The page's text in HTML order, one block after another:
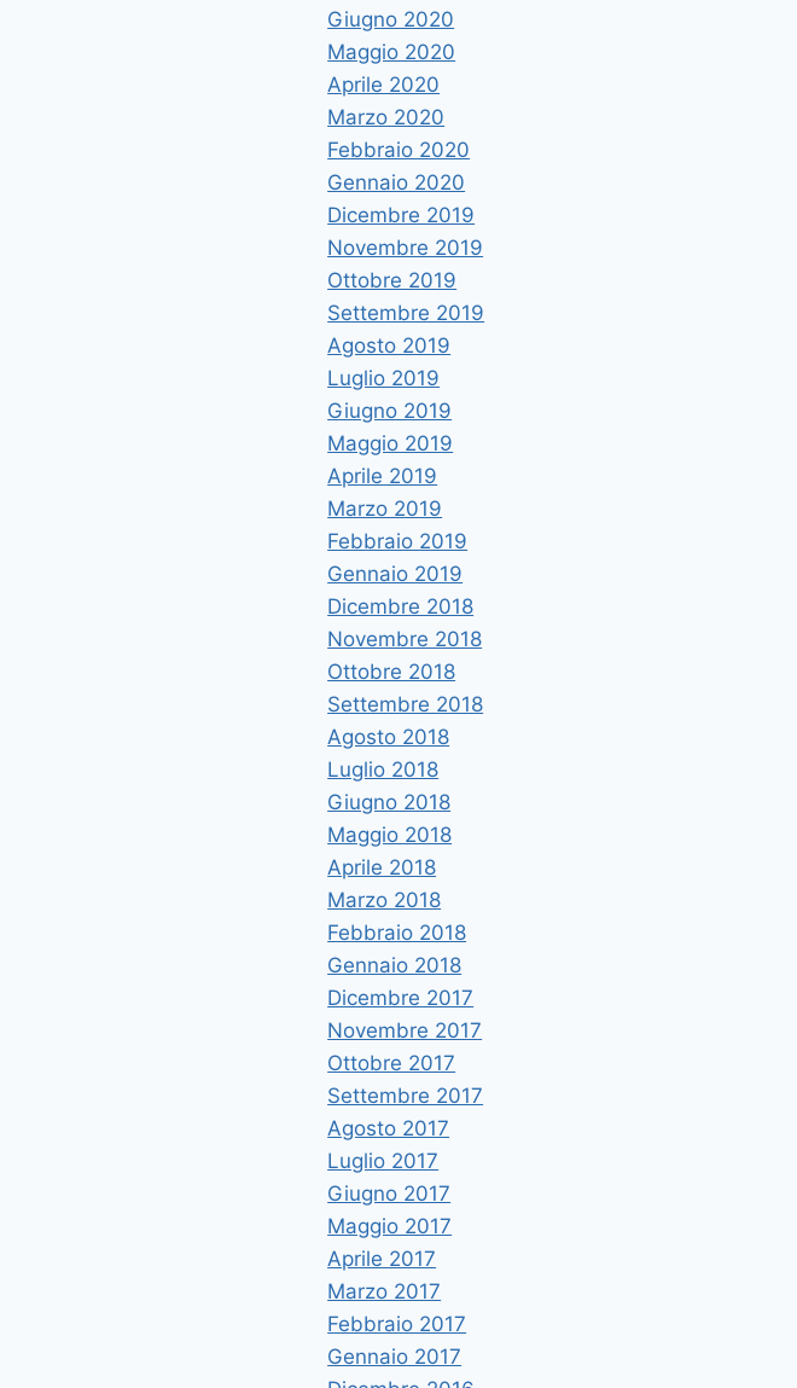
Giugno 2020
Maggio 2020
Aprile 2020
Marzo 2020
Febbraio 2020
Gennaio 2020
Dicembre 2019
Novembre 2019
Ottobre 2019
Settembre 2019
Agosto 2019
Luglio 2019
Giugno 2019
Maggio 2019
Aprile 2019
Marzo 2019
Febbraio 2019
Gennaio 2019
Dicembre 2018
Novembre 2018
Ottobre 2018
Settembre 2018
Agosto 2018
Luglio 2018
Giugno 2018
Maggio 2018
Aprile 2018
Marzo 2018
Febbraio 2018
Gennaio 2018
Dicembre 2017
Novembre 2017
Ottobre 2017
Settembre 2017
Agosto 2017
Luglio 2017
Giugno 2017
Maggio 2017
Aprile 2017
Marzo 2017
Febbraio 2017
Gennaio 2017